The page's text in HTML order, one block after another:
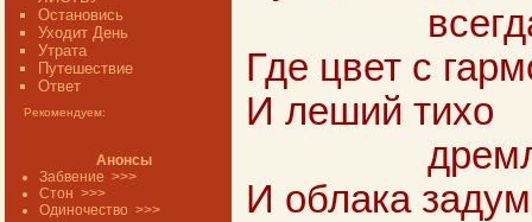
Остановись
Уходит День
Утрата
Путешествие
Ответ
Рекомендуем:
Анонсы
Забвение >>>
Стон >>>
Одиночество >>>
всегда
Где цвет с
И леший тихо
дремлет
И облака